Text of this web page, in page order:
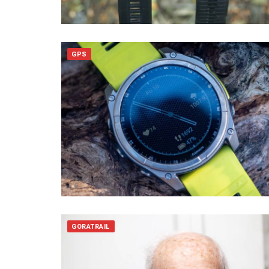
GPS
GORATRAIL